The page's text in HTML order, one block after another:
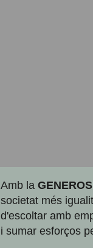
Amb la
societat més
d'escoltar amb
i sumar esforços